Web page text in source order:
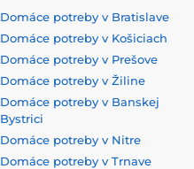
Domáce potreby v Bratislave
Domáce potreby v Košiciach
Domáce potreby v Prešove
Domáce potreby v Žiline
Domáce potreby v Banskej
Bystrici
Domáce potreby v Nitre
Domáce potreby v Trnave